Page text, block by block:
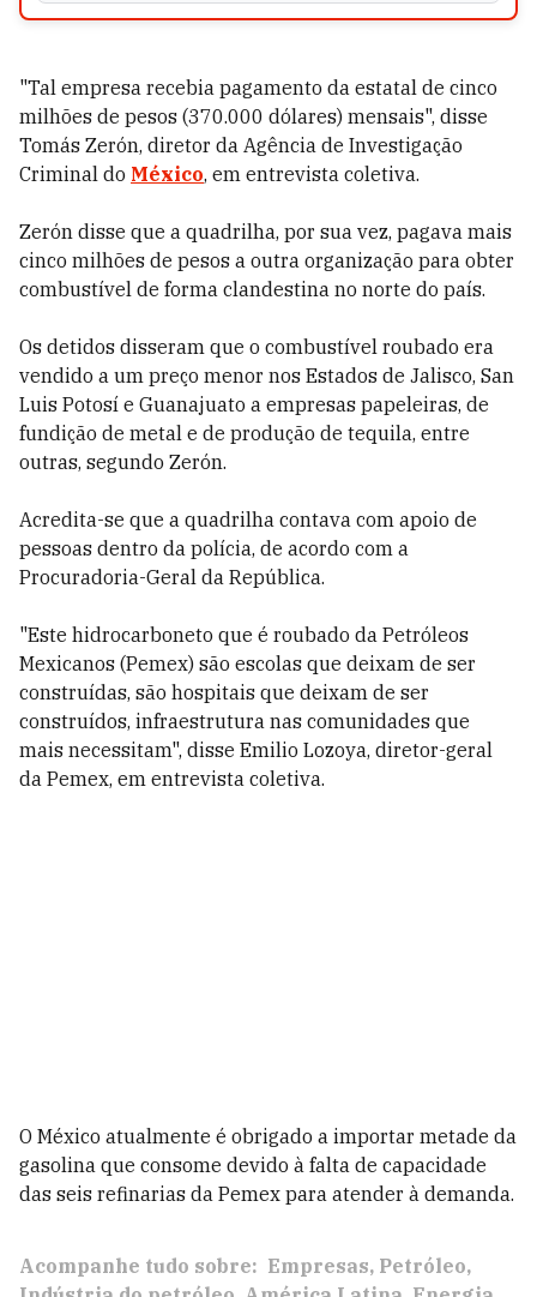
"Tal empresa recebia pagamento da estatal de cinco
milhões de pesos (370.000 dólares) mensais", disse
Tomás Zerón, diretor da Agência de Investigação
Criminal do México, em entrevista coletiva.
Zerón disse que a quadrilha, por sua vez, pagava mais
cinco milhões de pesos a outra organização para obter
combustível de forma clandestina no norte do país.
Os detidos disseram que o combustível roubado era
vendido a um preço menor nos Estados de Jalisco, San
Luis Potosí e Guanajuato a empresas papeleiras, de
fundição de metal e de produção de tequila, entre
outras, segundo Zerón.
Acredita-se que a quadrilha contava com apoio de
pessoas dentro da polícia, de acordo com a
Procuradoria-Geral da República.
"Este hidrocarboneto que é roubado da Petróleos
Mexicanos (Pemex) são escolas que deixam de ser
construídas, são hospitais que deixam de ser
construídos, infraestrutura nas comunidades que
mais necessitam", disse Emilio Lozoya, diretor-geral
da Pemex, em entrevista coletiva.
O México atualmente é obrigado a importar metade da
gasolina que consome devido à falta de capacidade
das seis refinarias da Pemex para atender à demanda.
Acompanhe tudo sobre: Empresas Petróleo